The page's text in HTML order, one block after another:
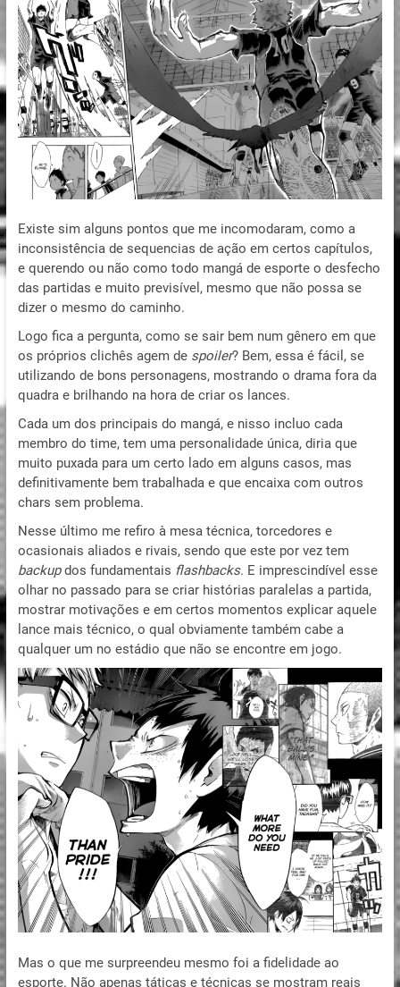
Existe sim alguns pontos que me incomodaram, como a
inconsistência de sequencias de ação em certos capítulos,
e querendo ou não como todo mangá de esporte o desfecho
das partidas e muito previsível, mesmo que não possa se
dizer o mesmo do caminho.
Logo fica a pergunta, como se sair bem num gênero em que
os próprios clichês agem de spoiler? Bem, essa é fácil, se
utilizando de bons personagens, mostrando o drama fora da
quadra e brilhando na hora de criar os lances.
Cada um dos principais do mangá, e nisso incluo cada
membro do time, tem uma personalidade única, diria que
muito puxada para um certo lado em alguns casos, mas
definitivamente bem trabalhada e que encaixa com outros
chars sem problema.
Nesse último me refiro à mesa técnica, torcedores e
ocasionais aliados e rivais, sendo que este por vez tem
backupdos fundamentais flashbacks. E imprescindível esse
olhar no passado para se criar histórias paralelas a partida,
mostrar motivações e em certos momentos explicar aquele
lance mais técnico, o qual obviamente também cabe a
qualquer um no estádio que não se encontre em jogo.
Mas o que me surpreendeu mesmo foi a fidelidade ao
esporte. Não apenas táticas e técnicas se mostram reais